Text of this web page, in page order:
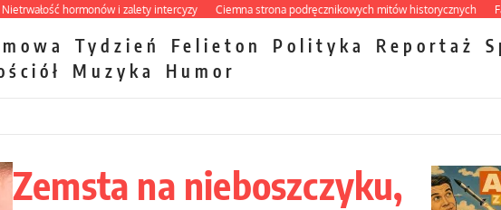
hormonów i zalety intercyzy Ciemna strona podręcznikowych mitów historycznych Familijny
Tydzień Felieton Polityka Reportaż
Muzyka Humor
Zemsta na nieboszczyku,